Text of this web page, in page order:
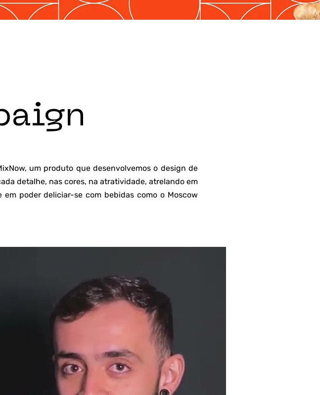
um produto que desenvolvemos o design de
detalhe, nas cores, na atratividade, atrelando em
poder deliciar-se com bebidas como o Moscow